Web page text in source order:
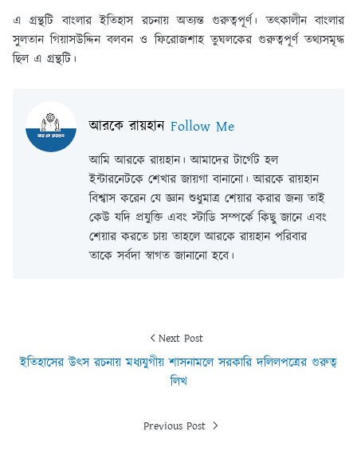
এ গ্রন্থটি বাংলার ইতিহাস রচনায় অত্যন্ত গুরুত্বপূর্ণ। তৎকালীন বাংলার
সুলতান গিয়াসউদ্দিন বলবন ও ফিরোজশাহ তুঘলকের গুরুত্বপূর্ণ তথ্যসমৃদ্ধ
ছিল এ গ্রন্থটি।
আরকে রায়হান Follow Me
আমি আরকে রায়হান। আমাদের টার্গেট হল
ইন্টারনেটকে শেখার জায়গা বানানো। আরকে রায়হান
বিশ্বাস করেন যে জ্ঞান শুধুমাত্র শেয়ার করার জন্য তাই
কেউ যদি প্রযুক্তি এবং স্টাডি সম্পর্কে কিছু জানে এবং
শেয়ার করতে চায় তাহলে আরকে রায়হান পরিবার
তাকে সর্বদা স্বাগত জানানো হবে।
Next Post
ইতিহাসের উৎস রচনায় মধ্যযুগীয় শাসনামলে সরকারি দলিলপত্রের গুরুত্ব
লিখ
Previous Post